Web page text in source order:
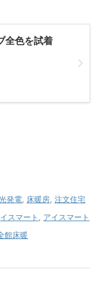
全色を試着
発電 床暖房 注文住宅
スマート
アイスマート
館床暖